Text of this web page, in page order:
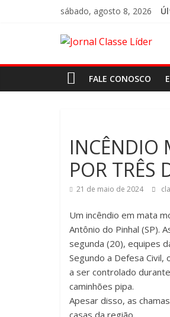
sábado, agosto 8, 2026
FALE CONOSCO
INCÊNDIO
POR TRÊS
21 de maio de 2024
Um incêndio em mata
Antônio do Pinhal (SP).
segunda (20), equipes
Segundo a Defesa
a ser controlado
caminhões pipa.
Apesar disso, as
casas da região.